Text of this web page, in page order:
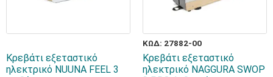
Κρεβάτι εξεταστικό
ηλεκτρικό NUUNA FEEL 3
ΚΩΔ: 27882-00
Κρεβάτι εξεταστικό
ηλεκτρικό NAGGURA SWOP